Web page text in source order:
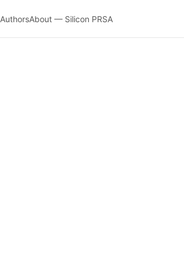
AuthorsAbout — Silicon PRSA